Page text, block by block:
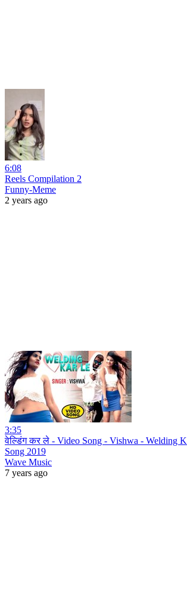
6:08
Reels Compilation 2
Funny-Meme
2 years ago
3:35
वेल्डिंग कर ले - Video Song - Vishwa - Welding
Song 2019
Wave Music
7 years ago